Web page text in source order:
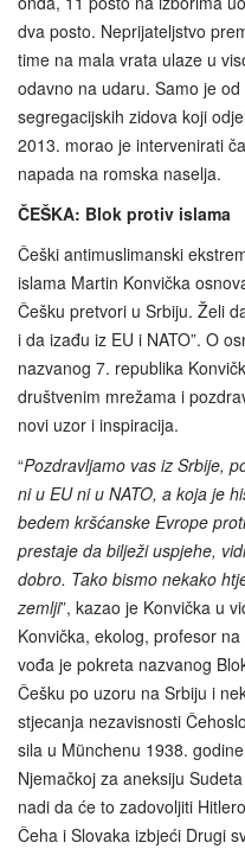
dva posto. Neprijateljstvo
time na mala vrata ulaze u
odavno na udaru. Samo je
segregacijskih zidova koji
2013. morao je intervenirati
napada na romska naselja.
ČEŠKA: Blok protiv islama
Češki antimuslimanski
islama Martin Konvička
Češku pretvori u Srbiju. Želi
i da izađu iz EU i NATO”. O
nazvanog 7. republika
društvenim mrežama i
novi uzor i inspiracija.
“Pozdravljamo vas iz Srbije,
ni u EU ni u NATO, a koja je
bedem kršćanske Evrope
prestaje da bilježi uspjehe,
dobro. Tako bismo nekako
zemlji”, kazao je Konvička u
Konvička, ekolog, profesor
vođa je pokreta nazvanog
Češku po uzoru na Srbiju i
stjecanja nezavisnosti
sila u Münchenu 1938.
Njemačkoj za aneksiju
nadi da će to zadovoljiti
Čeha i Slovaka izbjeći Drugi